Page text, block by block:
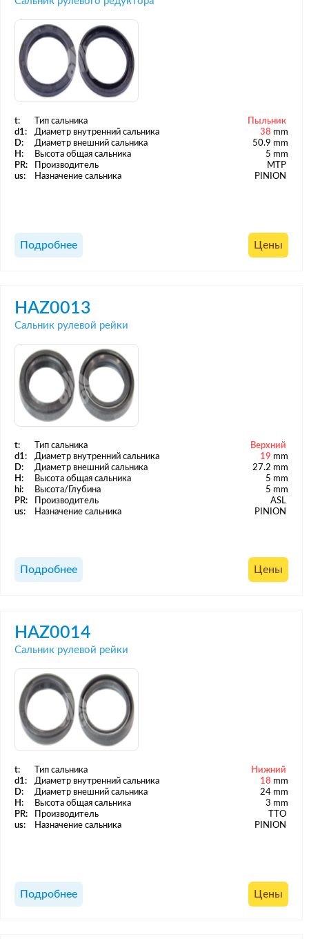
t: Тип сальника
Пыльник
d1:
Диаметр внутренний сальника 38 mm
D:
Диаметр внешний сальника
50.9 mm
H:
Высота общая сальника
5 mm
PR:
Производитель
MTP
us:
Назначение сальника PINION
Подробнее Цены
HAZ0013
Сальник рулевой рейки
t: Тип сальника
Верхний
d1:
Диаметр внутренний сальника 19 mm
D:
Диаметр внешний сальника
27.2 mm
H:
Высота общая сальника
5 mm
hi:
Высота/Глубина
5 mm
PR:
Производитель
ASL
us:
Назначение сальника PINION
Подробнее Цены
HAZ0014
Сальник рулевой рейки
t: Тип сальника
Нижний
d1:
Диаметр внутренний сальника 18 mm
D:
Диаметр внешний сальника
24 mm
H:
Высота общая сальника
3 mm
PR:
Производитель
TTO
us:
Назначение сальника PINION
Подробнее Цены